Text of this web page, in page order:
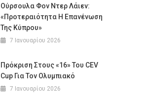
Ούρσουλα Φον Ντερ Λάιεν:
«Προτεραιότητα Η Επανένωση
Της Κύπρου»
7 Ιανουαρίου 2026
Πρόκριση Στους «16» Του CEV
Cup Για Τον Ολυμπιακό
7 Ιανουαρίου 2026